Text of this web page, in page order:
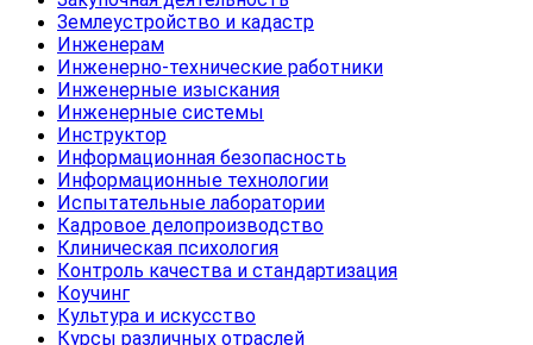
Землеустройство и кадастр
Инженерам
Инженерно-технические работники
Инженерные изыскания
Инженерные системы
Инструктор
Информационная безопасность
Информационные технологии
Испытательные лаборатории
Кадровое делопроизводство
Клиническая психология
Контроль качества и стандартизация
Коучинг
Культура и искусство
Курсы различных отраслей